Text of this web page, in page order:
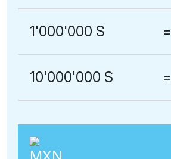
1'000'000 S =
10'000'000 S =